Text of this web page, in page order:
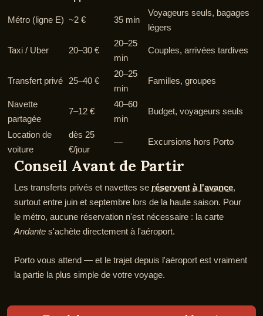
Métro (ligne E) ~2 € 35 min
Voyageurs seuls, bagages
légers
Taxi / Uber 20–30 €
20–25
min
Couples, arrivées tardives
Transfert privé 25–40 €
20–25
min
Familles, groupes
Navette
partagée
7–12 €
40–60
min
Budget, voyageurs seuls
Location de
voiture
dès 25
€/jour
— Excursions hors Porto
Conseil Avant de Partir
Les transferts privés et navettes se réservent à l'avance,
surtout entre juin et septembre lors de la haute saison. Pour
le métro, aucune réservation n'est nécessaire : la carte
Andante s'achète directement à l'aéroport.
Porto vous attend — et le trajet depuis l'aéroport est vraiment
la partie la plus simple de votre voyage.